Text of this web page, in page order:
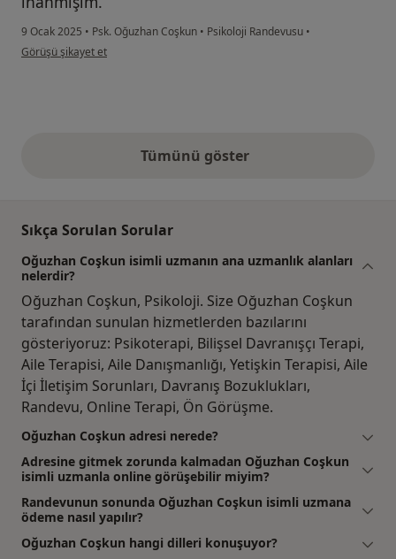
9 Ocak 2025 • Psk. Oğuzhan Coşkun • Psikoloji Randevusu •
kullanıcının görüşüne göre s.....
Görüşü şikayet et
Tümünü gösteryukarıdaki görüşler
Sıkça Sorulan Sorular
Oğuzhan Coşkun isimli uzmanın ana uzmanlık alanları
nelerdir?
Oğuzhan Coşkun, Psikoloji. Size Oğuzhan Coşkun
tarafından sunulan hizmetlerden bazılarını
gösteriyoruz: Psikoterapi, Bilişsel Davranışçı Terapi,
Aile Terapisi, Aile Danışmanlığı, Yetişkin Terapisi, Aile
İçi İletişim Sorunları, Davranış Bozuklukları,
Randevu, Online Terapi, Ön Görüşme.
Oğuzhan Coşkun adresi nerede?
Adresine gitmek zorunda kalmadan Oğuzhan Coşkun
isimli uzmanla online görüşebilir miyim?
Randevunun sonunda Oğuzhan Coşkun isimli uzmana
ödeme nasıl yapılır?
Oğuzhan Coşkun hangi dilleri konuşuyor?